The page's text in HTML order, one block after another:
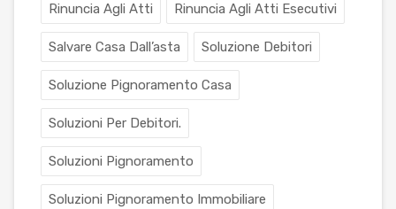
Rinuncia Agli Atti Rinuncia Agli Atti Esecutivi
Salvare Casa Dall’asta Soluzione Debitori
Soluzione Pignoramento Casa
Soluzioni Per Debitori.
Soluzioni Pignoramento
Soluzioni Pignoramento Immobiliare